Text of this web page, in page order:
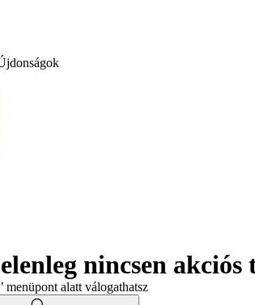
nincsen akciós
alatt válogathatsz